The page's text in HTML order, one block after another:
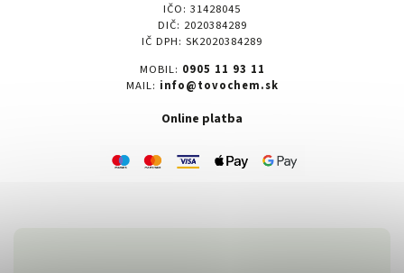
IČO: 31428045
DIČ: 2020384289
IČ DPH: SK2020384289
MOBIL: 0905 11 93 11
MAIL: info@tovochem.sk
Online platba